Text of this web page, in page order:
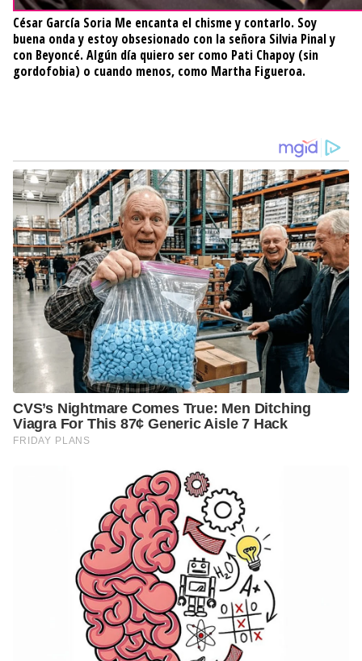
César García Soria Me encanta el chisme y contarlo. Soy
buena onda y estoy obsesionado con la señora Silvia Pinal y
con Beyoncé. Algún día quiero ser como Pati Chapoy (sin
gordofobia) o cuando menos, como Martha Figueroa.